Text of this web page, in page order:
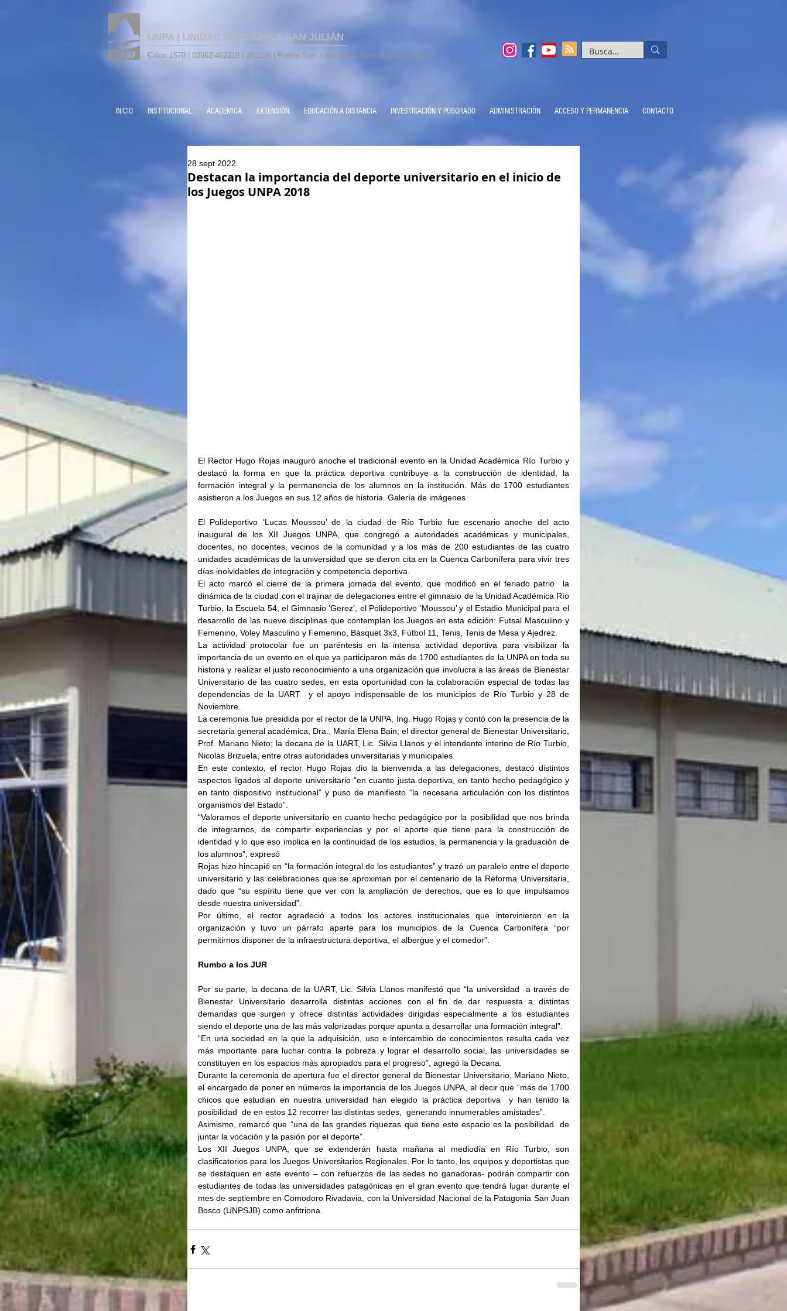
UNPA | UNIDAD ACADÉMICA SAN JULIÁN
Colón 1570 | 02962-452319 / 452186 | Puerto San Julián | Provincia de Santa Cruz
INICIO INSTITUCIONAL ACADÉMICA EXTENSIÓN EDUCACIÓN A DISTANCIA INVESTIGACIÓN Y POSGRADO ADMINISTRACIÓN ACCESO Y PERMANENCIA CONTACTO
Destacan la importancia del deporte universitario en el inicio de
los Juegos UNPA 2018
28 sept 2022
El Rector Hugo Rojas inauguró anoche el tradicional evento en la Unidad Académica Río Turbio y
destacó la forma en que la práctica deportiva contribuye a la construcción de identidad, la
formación integral y la permanencia de los alumnos en la institución. Más de 1700 estudiantes
asistieron a los Juegos en sus 12 años de historia. Galería de imágenes
El Polideportivo ‘Lucas Moussou’ de la ciudad de Río Turbio fue escenario anoche del acto
inaugural de los XII Juegos UNPA, que congregó a autoridades académicas y municipales,
docentes, no docentes, vecinos de la comunidad y a los más de 200 estudiantes de las cuatro
unidades académicas de la universidad que se dieron cita en la Cuenca Carbonífera para vivir tres
días inolvidables de integración y competencia deportiva.
El acto marcó el cierre de la primera jornada del evento, que modificó en el feriado patrio  la
dinámica de la ciudad con el trajinar de delegaciones entre el gimnasio de la Unidad Académica Río
Turbio, la Escuela 54, el Gimnasio ‘Gerez’, el Polideportivo ‘Moussou’ y el Estadio Municipal para el
desarrollo de las nueve disciplinas que contemplan los Juegos en esta edición: Futsal Masculino y
Femenino, Voley Masculino y Femenino, Básquet 3x3, Fútbol 11, Tenis, Tenis de Mesa y Ajedrez.
La actividad protocolar fue un paréntesis en la intensa actividad deportiva para visibilizar la
importancia de un evento en el que ya participaron más de 1700 estudiantes de la UNPA en toda su
historia y realizar el justo reconocimiento a una organización que involucra a las áreas de Bienestar
Universitario de las cuatro sedes, en esta oportunidad con la colaboración especial de todas las
dependencias de la UART  y el apoyo indispensable de los municipios de Río Turbio y 28 de
Noviembre.
La ceremonia fue presidida por el rector de la UNPA, Ing. Hugo Rojas y contó con la presencia de la
secretaria general académica, Dra., María Elena Bain; el director general de Bienestar Universitario,
Prof. Mariano Nieto; la decana de la UART, Lic. Silvia Llanos y el intendente interino de Río Turbio,
Nicolás Brizuela, entre otras autoridades universitarias y municipales.
En este contexto, el rector Hugo Rojas dio la bienvenida a las delegaciones, destacó distintos
aspectos ligados al deporte universitario “en cuanto justa deportiva, en tanto hecho pedagógico y
en tanto dispositivo institucional” y puso de manifiesto “la necesaria articulación con los distintos
organismos del Estado”.
“Valoramos el deporte universitario en cuanto hecho pedagógico por la posibilidad que nos brinda
de integrarnos, de compartir experiencias y por el aporte que tiene para la construcción de
identidad y lo que eso implica en la continuidad de los estudios, la permanencia y la graduación de
los alumnos”, expresó
Rojas hizo hincapié en “la formación integral de los estudiantes” y trazó un paralelo entre el deporte
universitario y las celebraciones que se aproximan por el centenario de la Reforma Universitaria,
dado que “su espíritu tiene que ver con la ampliación de derechos, que es lo que impulsamos
desde nuestra universidad”.
Por último, el rector agradeció a todos los actores institucionales que intervinieron en la
organización y tuvo un párrafo aparte para los municipios de la Cuenca Carbonífera “por
permitirnos disponer de la infraestructura deportiva, el albergue y el comedor”.
Rumbo a los JUR
Por su parte, la decana de la UART, Lic. Silvia Llanos manifestó que “la universidad  a través de
Bienestar Universitario desarrolla distintas acciones con el fin de dar respuesta a distintas
demandas que surgen y ofrece distintas actividades dirigidas especialmente a los estudiantes
siendo el deporte una de las más valorizadas porque apunta a desarrollar una formación integral”.
“En una sociedad en la que la adquisición, uso e intercambio de conocimientos resulta cada vez
más importante para luchar contra la pobreza y lograr el desarrollo social, las universidades se
constituyen en los espacios más apropiados para el progreso”, agregó la Decana.
Durante la ceremonia de apertura fue el director general de Bienestar Universitario, Mariano Nieto,
el encargado de poner en números la importancia de los Juegos UNPA, al decir que “más de 1700
chicos que estudian en nuestra universidad han elegido la práctica deportiva  y han tenido la
posibilidad  de en estos 12 recorrer las distintas sedes,  generando innumerables amistades”.
Asimismo, remarcó que “una de las grandes riquezas que tiene este espacio es la posibilidad  de
juntar la vocación y la pasión por el deporte”.
Los XII Juegos UNPA, que se extenderán hasta mañana al mediodía en Río Turbio, son
clasificatorios para los Juegos Universitarios Regionales. Por lo tanto, los equipos y deportistas que
se destaquen en este evento – con refuerzos de las sedes no ganadoras- podrán compartir con
estudiantes de todas las universidades patagónicas en el gran evento que tendrá lugar durante el
mes de septiembre en Comodoro Rivadavia, con la Universidad Nacional de la Patagonia San Juan
Bosco (UNPSJB) como anfitriona.